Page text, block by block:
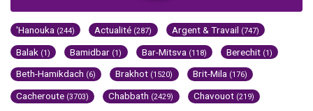
'Hanouka (244) Actualité (287) Argent & Travail (747)
Balak (1) Bamidbar (1) Bar-Mitsva (118) Berechit (1)
Beth-Hamikdach (6) Brakhot (1520) Brit-Mila (176)
Cacheroute (3703) Chabbath (2429) Chavouot (219)